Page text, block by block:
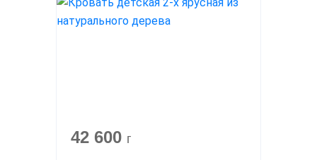
42 600 г